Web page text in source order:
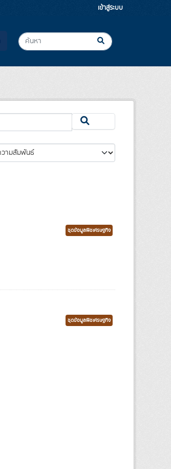
เข้าสู่ระบบ
ชุดข้อมูลพืชเศรษฐกิจ
ชุดข้อมูลพืชเศรษฐกิจ